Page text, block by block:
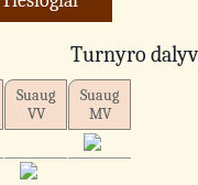
Turnyro
Suaug
VV
Suaug
MV